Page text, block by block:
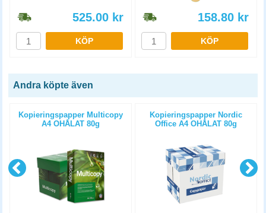
525.00 kr
KÖP
158.80 kr
KÖP
Andra köpte även
Kopieringspapper Multicopy
A4 OHÅLAT 80g
Kopieringspapper Nordic
Office A4 OHÅLAT 80g